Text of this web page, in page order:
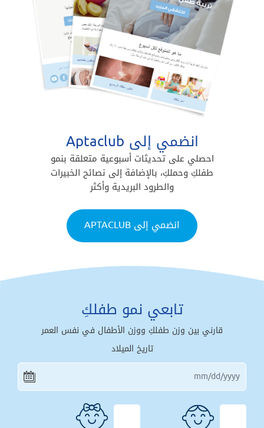
انضمي إلى Aptaclub
احصلي على تحديثات أسبوعية متعلقة بنمو
طفلكِ وحملكِ، بالإضافة إلى نصائح الخبيرات
والطرود البريدية وأكثر
انضمي إلى APTACLUB
تابعي نمو طفلكِ
قارني بين وزن طفلكِ ووزن الأطفال في نفس العمر
تاريخ الميلاد